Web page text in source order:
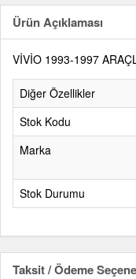
Ürün Açıklaması
VİVİO 1993-1997
Diğer Özellikler
Stok Kodu
Marka
Stok Durumu
Taksit / Ödeme